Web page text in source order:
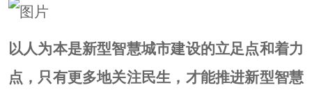
以人为本是新型智慧城市建设的立足点和着力
点，只有更多地关注民生，才能推进新型智慧